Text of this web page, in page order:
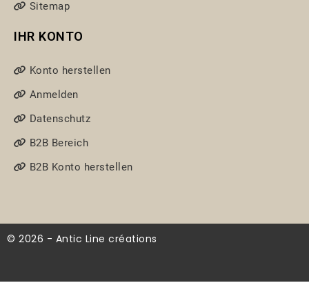
Sitemap
IHR KONTO
Konto herstellen
Anmelden
Datenschutz
B2B Bereich
B2B Konto herstellen
© 2026 - Antic Line créations